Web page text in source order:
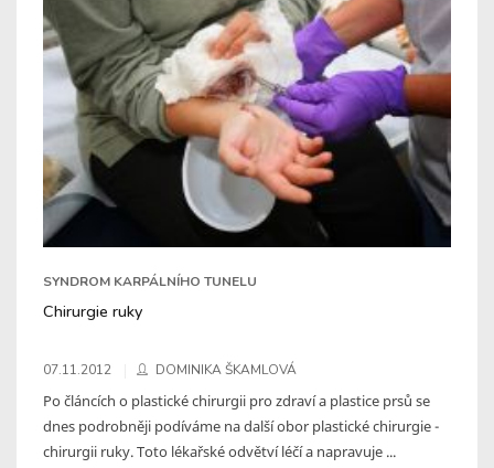
SYNDROM KARPÁLNÍHO TUNELU
Chirurgie ruky
07.11.2012 DOMINIKA ŠKAMLOVÁ
Po článcích o plastické chirurgii pro zdraví a plastice prsů se
dnes podrobněji podíváme na další obor plastické chirurgie -
chirurgii ruky. Toto lékařské odvětví léčí a napravuje ...